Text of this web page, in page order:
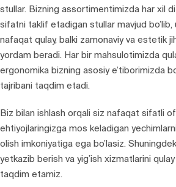
stullar. Bizning assortimentimizda har xil
sifatni taklif etadigan stullar mavjud
nafaqat qulay, balki zamonaviy va estetik
yordam beradi. Har bir mahsulotimizda
ergonomika bizning asosiy e’tiborimizda
tajribani taqdim etadi.
Biz bilan ishlash orqali siz nafaqat sifatli
ehtiyojlaringizga mos keladigan
olish imkoniyatiga ega bo’lasiz.
yetkazib berish va yig’ish xizmatlarini
taqdim etamiz.